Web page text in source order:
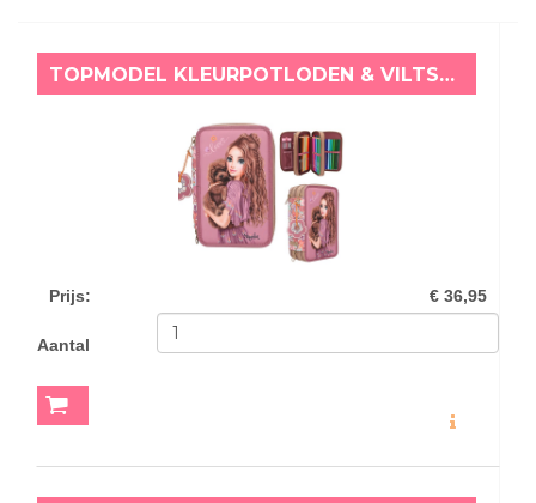
TOPMODEL KLEURPOTLODEN & VILTSTIFTEN ETUI FLORAL
Prijs: € 36,95
Aantal